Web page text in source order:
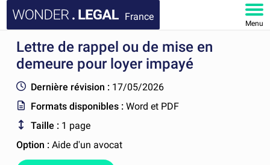
France
Menu
ACCUEIL
FAQ
MON COMPTE
Lettre de rappel ou de mise en
demeure pour loyer impayé
Dernière révision : 17/05/2026
Formats disponibles :Word et PDF
Taille : 1 page
Option :Aide d'un avocat